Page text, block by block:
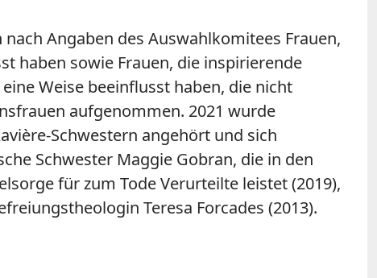
Angaben des Auswahlkomitees Frauen,
haben sowie Frauen, die inspirierende
Weise beeinflusst haben, die nicht
aufgenommen. 2021 wurde
Schwestern angehört und sich
Schwester Maggie Gobran, die in den
für zum Tode Verurteilte leistet (2019),
Teresa Forcades (2013).